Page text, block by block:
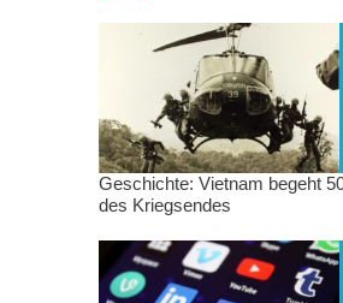
Geschichte: Vietnam begeht
des Kriegsendes